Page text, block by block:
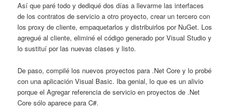
Así que paré todo y dediqué dos días a llevarme las interfaces
de los contratos de servicio a otro proyecto, crear un tercero con
los proxy de cliente, empaquetarlos y distribuirlos por NuGet. Los
agregué al cliente, eliminé el código generado por Visual Studio y
lo sustituí por las nuevas clases y listo.
De paso, compilé los nuevos proyectos para .Net Core y lo probé
con una aplicación Visual Basic. Iba genial, lo que es un alivio
porque el Agregar referencia de servicio en proyectos de .Net
Core sólo aparece para C#.